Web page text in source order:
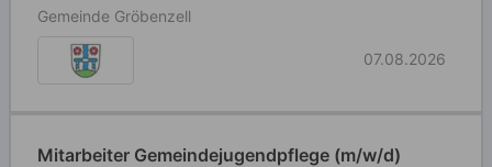
Gemeinde Gröbenzell
07.08.2026
Mitarbeiter Gemeindejugendpflege (m/w/d)